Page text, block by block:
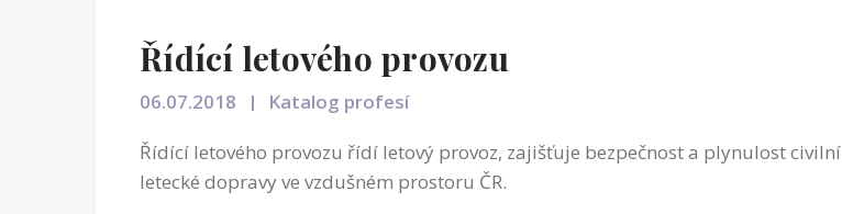
Řídící letového provozu
06.07.2018
Katalog profesí
Řídící letového provozu řídí letový provoz, zajišťuje bezpečnost a plynulost civilní
letecké dopravy ve vzdušném prostoru ČR.